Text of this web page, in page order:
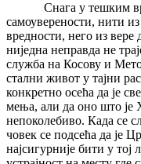
Снага у тешким
самоуверености, нити
вредности, него из вере
ниједна неправда не
служба на Косову и
стални живот у тајни
конкретно осећа да је
мења, али да оно што је
непоколебиво. Када се
човек се подсећа да је
најсигурније бити у тој